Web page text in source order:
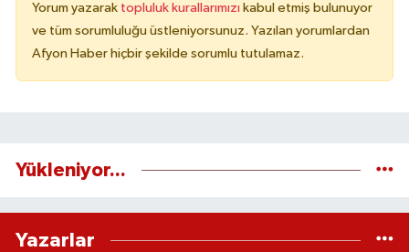
Yorum yazarak topluluk kurallarımızı kabul etmiş bulunuyor
ve tüm sorumluluğu üstleniyorsunuz. Yazılan yorumlardan
Afyon Haber hiçbir şekilde sorumlu tutulamaz.
Yükleniyor...
Yazarlar